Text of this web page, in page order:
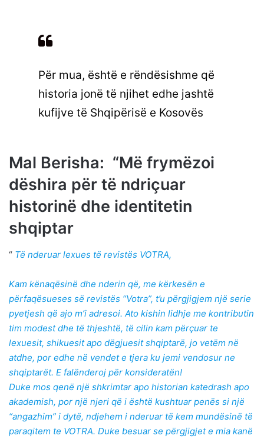
Për mua, është e rëndësishme që
historia jonë të njihet edhe jashtë
kufijve të Shqipërisë e Kosovës
Mal Berisha: “Më frymëzoi
dëshira për të ndriçuar
historinë dhe identitetin
shqiptar
“ Të nderuar lexues të revistës VOTRA,
Kam kënaqësinë dhe nderin që, me kërkesën e
përfaqësueses së revistës “Votra”, t’u përgjigjem një serie
pyetjesh që ajo m’i adresoi. Ato kishin lidhje me kontributin
tim modest dhe të thjeshtë, të cilin kam përçuar te
lexuesit, shikuesit apo dëgjuesit shqiptarë, jo vetëm në
atdhe, por edhe në vendet e tjera ku jemi vendosur ne
shqiptarët. E falënderoj për konsideratën!
Duke mos qenë një shkrimtar apo historian katedrash apo
akademish, por një njeri që i është kushtuar penës si një
“angazhim” i dytë, ndjehem i nderuar të kem mundësinë të
paraqitem te VOTRA. Duke besuar se përgjigjet e mia kanë